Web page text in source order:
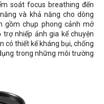
soát focus breathing đến
và khả năng cho dòng
gồm chụp phong cảnh mở
nhiếp ảnh gia kể chuyện
có thiết kế kháng bụi, chống
trong những môi trường